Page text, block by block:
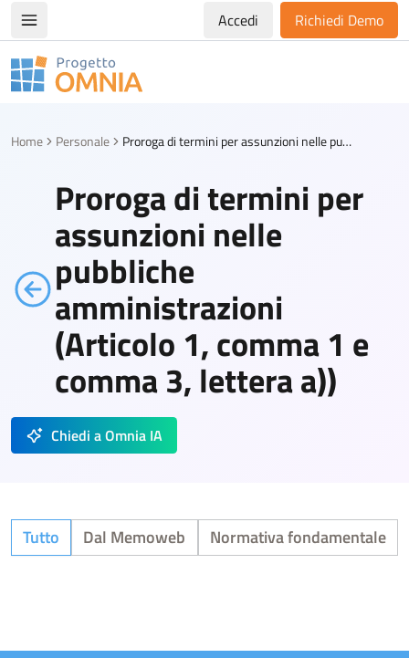
Apri/chiudi menù di navigazioneAccedi Richiedi Demo
Progetto Omnia
Home Personale Proroga di termini per assunzioni nelle pubbliche amministrazioni (Articolo 1, comma 1 e comma 3, lettera a))
Proroga di termini per
assunzioni nelle
pubbliche
amministrazioni
(Articolo 1, comma 1 e
comma 3, lettera a))
Chiedi a Omnia IA
Tutto Dal Memoweb Normativa fondamentale